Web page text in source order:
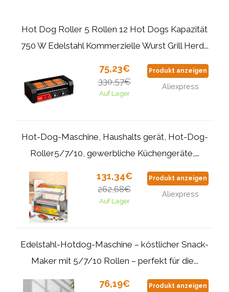
Hot Dog Roller 5 Rollen 12 Hot Dogs Kapazität
750 W Edelstahl Kommerzielle Wurst Grill Herd...
75,23€
330,57€
Auf Lager
Produkt anzeigen
Aliexpress
Hot-Dog-Maschine, Haushalts gerät, Hot-Dog-
Roller5/7/10, gewerbliche Küchengeräte,...
131,34€
262,68€
Auf Lager
Produkt anzeigen
Aliexpress
Edelstahl-Hotdog-Maschine – köstlicher Snack-
Maker mit 5/7/10 Rollen – perfekt für die...
76,19€ Produkt anzeigen